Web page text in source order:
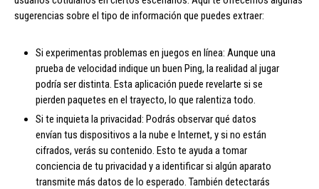
sugerencias sobre el tipo de información que puedes extraer:
Si experimentas problemas en juegos en línea: Aunque una
prueba de velocidad indique un buen Ping, la realidad al jugar
podría ser distinta. Esta aplicación puede revelarte si se
pierden paquetes en el trayecto, lo que ralentiza todo.
Si te inquieta la privacidad: Podrás observar qué datos
envían tus dispositivos a la nube e Internet, y si no están
cifrados, verás su contenido. Esto te ayuda a tomar
conciencia de tu privacidad y a identificar si algún aparato
transmite más datos de lo esperado. También detectarás